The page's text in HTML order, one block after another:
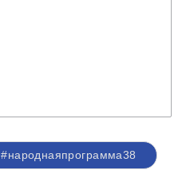
#народнаяпрограмма38